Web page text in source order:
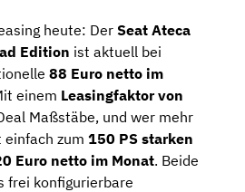
heute: Der Seat Ateca
Edition ist aktuell bei
88 Euro netto im
einem Leasingfaktor von
Maßstäbe, und wer mehr
zum 150 PS starken
Euro netto im Monat. Beide
frei konfigurierbare